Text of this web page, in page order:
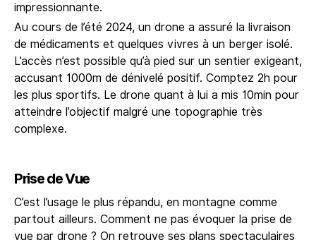
impressionnante.
Au cours de l’été 2024, un drone a assuré la livraison
de médicaments et quelques vivres à un berger isolé.
L’accès n’est possible qu’à pied sur un sentier exigeant,
accusant 1000m de dénivelé positif. Comptez 2h pour
les plus sportifs. Le drone quant à lui a mis 10min pour
atteindre l’objectif malgré une topographie très
complexe.
Prise de Vue
C’est l’usage le plus répandu, en montagne comme
partout ailleurs. Comment ne pas évoquer la prise de
vue par drone ? On retrouve ses plans spectaculaires